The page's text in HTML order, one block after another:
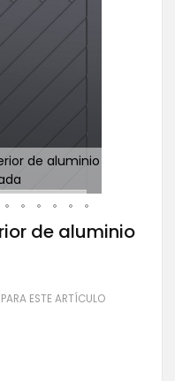
de aluminio
de aluminio
ESTE ARTÍCULO